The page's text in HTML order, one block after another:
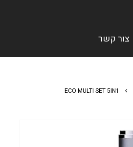
צור קשר
ECO MULTI SET 5IN1